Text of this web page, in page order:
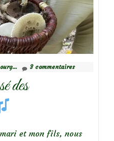
3 commentaires
des
et mon fils, nous